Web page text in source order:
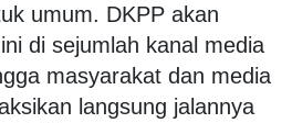
umum. DKPP akan
di sejumlah kanal media
masyarakat dan media
langsung jalannya